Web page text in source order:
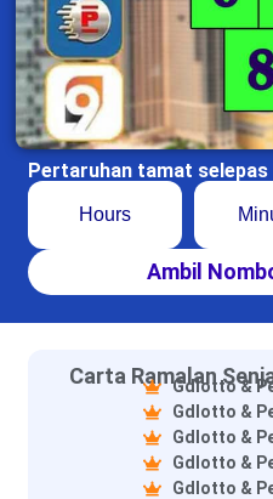
Pertaruhan tamat selepas
Hours
Ambil
Carta Ramalan
Gdlotto &
Gdlotto &
Gdlotto &
Gdlotto &
Gdlotto &